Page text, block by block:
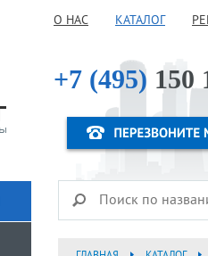
О НАС КАТАЛОГ
+7 (495) 150